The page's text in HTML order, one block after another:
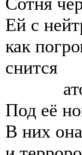
Ей с
как
снится
Под её
В них